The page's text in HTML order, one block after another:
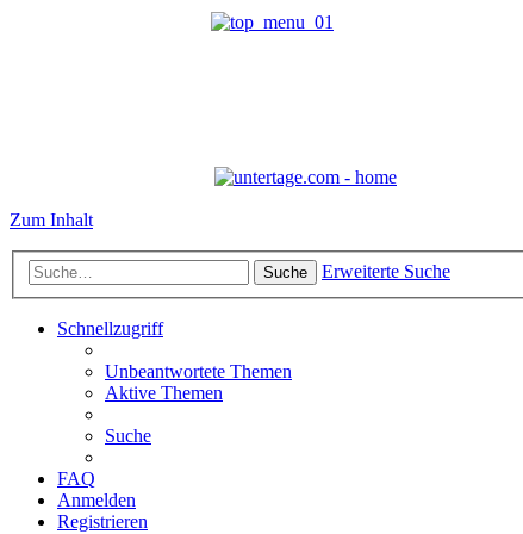
Zum Inhalt
Suche Erweiterte Suche
Schnellzugriff
Unbeantwortete Themen
Aktive Themen
Suche
FAQ
Anmelden
Registrieren